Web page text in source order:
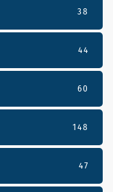
38
44
60
148
47